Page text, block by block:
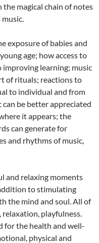
magical chain of notes
exposure of babies and
age; how access to
learning; music
of rituals; reactions to
to individual and from
be better appreciated
it appears; the
can generate for
and rhythms of music,
and relaxing moments
to stimulating
the mind and soul. All of
relaxation, playfulness.
for the health and well-
physical and